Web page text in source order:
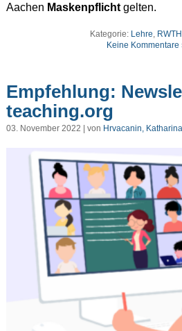
Aachen Maskenpflichtgelten.
Kategorie: Lehre,
Keine Kommentare
Empfehlung:
teaching.org
03. November 2022 | von Hrvacanin, Katharina